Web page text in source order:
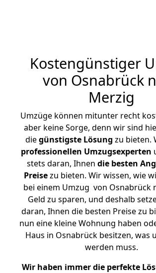
Kostengünstiger
von Osnabrück
Merzig
Umzüge können mitunter recht
aber keine Sorge, denn wir sind
diegünstigste Lösung zu bieten.
professionellen Umzugsexperten
stets daran, Ihnen die besten
Preisezu bieten. Wir wissen, wie
bei einem Umzug von Osnabrück
Geld zu sparen, und deshalb
daran, Ihnen die besten Preise zu
nun eine kleine Wohnung haben
Haus in Osnabrück besitzen, was
werden muss.
Wir haben immer die perfekte